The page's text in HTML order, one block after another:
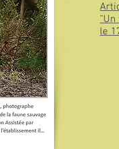
"Un
le